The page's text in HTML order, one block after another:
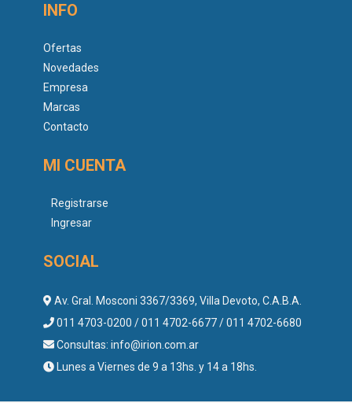
INFO
Ofertas
Novedades
Empresa
Marcas
Contacto
MI CUENTA
Registrarse
Ingresar
SOCIAL
Av. Gral. Mosconi 3367/3369, Villa Devoto, C.A.B.A.
011 4703-0200 / 011 4702-6677 / 011 4702-6680
Consultas: info@irion.com.ar
Lunes a Viernes de 9 a 13hs. y 14 a 18hs.